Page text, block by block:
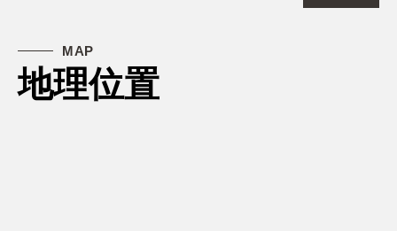
MAP
地理位置